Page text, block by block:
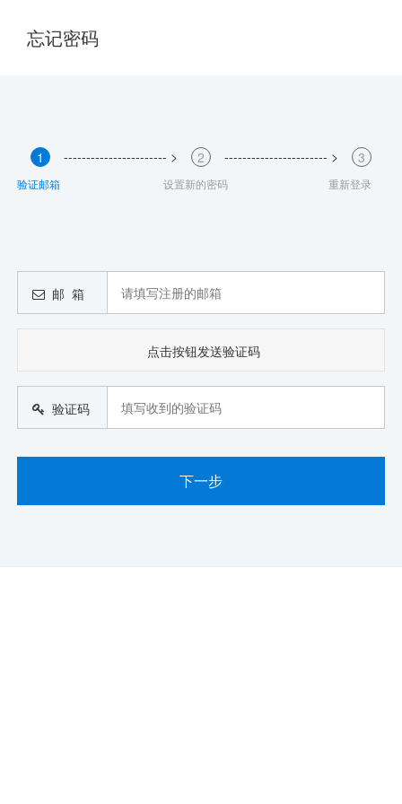
忘记密码
1 ----------------------- > 2 ----------------------- > 3
验证邮箱 设置新的密码 重新登录
邮 箱
点击按钮发送验证码
验证码
下一步